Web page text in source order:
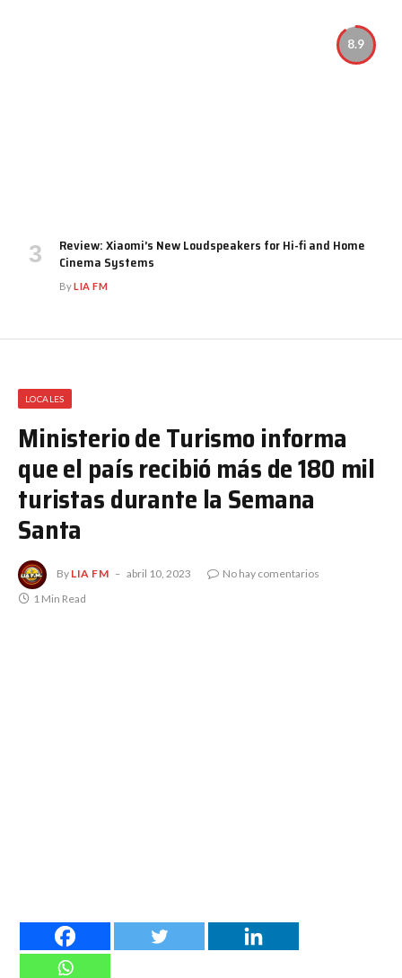
8.9
Review: Xiaomi’s New Loudspeakers for Hi-fi and Home
Cinema Systems
ByLIA FM
LOCALES
Ministerio de Turismo informa
que el país recibió más de 180 mil
turistas durante la Semana
Santa
By LIA FM abril 10, 2023
No hay comentarios
1 Min Read